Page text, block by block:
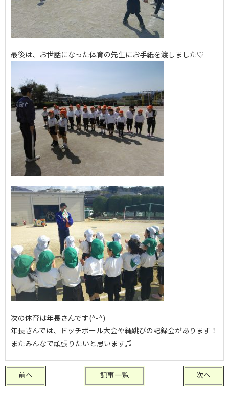
最後は、お世話になった体育の先生にお手紙を渡しました♡
次の体育は年長さんです(^-^)
年長さんでは、ドッチボール大会や縄跳びの記録会があります！
またみんなで頑張りたいと思います♫
前へ 次へ
記事一覧